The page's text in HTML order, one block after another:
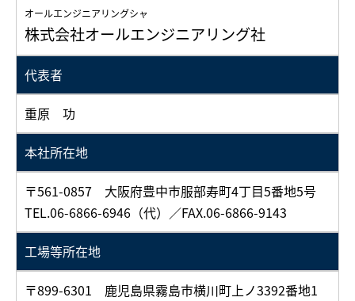
オールエンジニアリングシャ
株式会社オールエンジニアリング社
代表者
重原 功
本社所在地
〒561-0857 大阪府豊中市服部寿町4丁目5番地5号
TEL.06-6866-6946（代）／FAX.06-6866-9143
工場等所在地
〒899-6301 鹿児島県霧島市横川町上ノ3392番地1